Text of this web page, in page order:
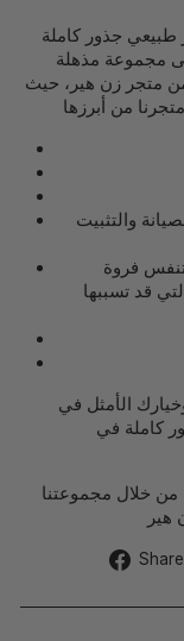
جذور كاملة
مجموعة مذهلة
من متجر زن هير، حيث
والتثبيت
تنفس فروة
قد تسببها
الأمثل في
كاملة في
من خلال مجموعتنا
Share